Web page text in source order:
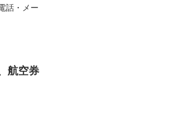
話・メー
航空券